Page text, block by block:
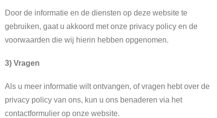
Door de informatie en de diensten op deze website te
gebruiken, gaat u akkoord met onze privacy policy en de
voorwaarden die wij hierin hebben opgenomen.
3) Vragen
Als u meer informatie wilt ontvangen, of vragen hebt over de
privacy policy van ons, kun u ons benaderen via het
contactformulier op onze website.